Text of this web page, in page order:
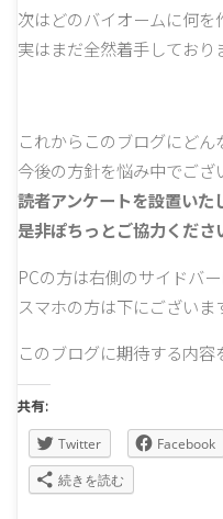
次はどのバイオームに何を
実はまだ全然着手してお
これからこのブログにど
今後の方針を悩み中でござ
読者アンケートを設置いた
是非ぽちっとご協力くだ
PCの方は右側のサイドバ
スマホの方は下にございま
このブログに期待する内容
共有:
Twitter Facebook
続きを読む